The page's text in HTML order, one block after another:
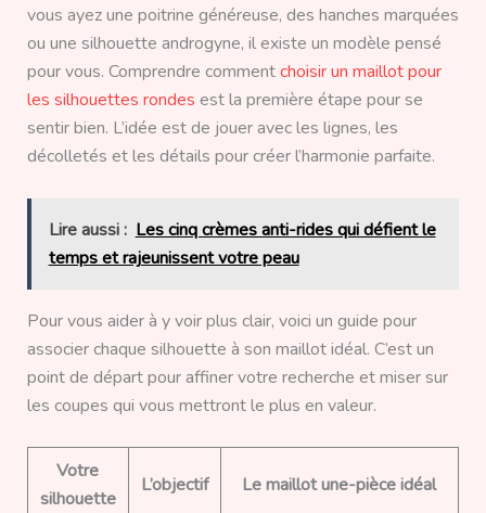
vous ayez une poitrine généreuse, des hanches marquées
ou une silhouette androgyne, il existe un modèle pensé
pour vous. Comprendre commentchoisir un maillot pour
les silhouettes rondes est la première étape pour se
sentir bien. L’idée est de jouer avec les lignes, les
décolletés et les détails pour créer l’harmonie parfaite.
Lire aussi : Les cinq crèmes anti-rides qui défient le
temps et rajeunissent votre peau
Pour vous aider à y voir plus clair, voici un guide pour
associer chaque silhouette à son maillot idéal. C’est un
point de départ pour affiner votre recherche et miser sur
les coupes qui vous mettront le plus en valeur.
Votre
silhouette
L’objectif Le maillot une-pièce idéal